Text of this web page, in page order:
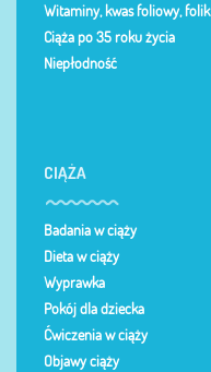
Witaminy, kwas foliowy, folik
Ciąża po 35 roku życia
Niepłodność
CIĄŻA
Badania w ciąży
Dieta w ciąży
Wyprawka
Pokój dla dziecka
Ćwiczenia w ciąży
Objawy ciąży